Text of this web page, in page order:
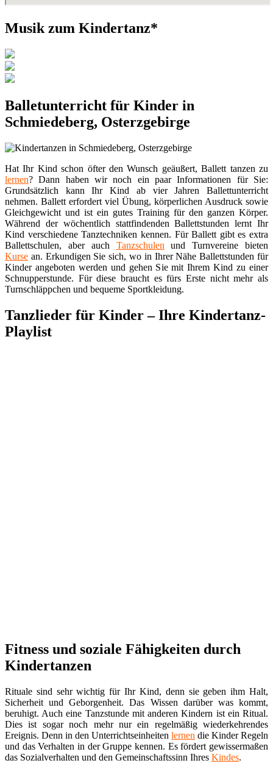
Musik zum Kindertanz*
Balletunterricht für Kinder in
Schmiedeberg, Osterzgebirge
Hat Ihr Kind schon öfter den Wunsch geäußert, Ballett tanzen zu
lernen? Dann haben wir noch ein paar Informationen für Sie:
Grundsätzlich kann Ihr Kind ab vier Jahren Ballettunterricht
nehmen. Ballett erfordert viel Übung, körperlichen Ausdruck sowie
Gleichgewicht und ist ein gutes Training für den ganzen Körper.
Während der wöchentlich stattfindenden Ballettstunden lernt Ihr
Kind verschiedene Tanztechniken kennen. Für Ballett gibt es extra
Ballettschulen, aber auch Tanzschulen und Turnvereine bieten
Kurse an. Erkundigen Sie sich, wo in Ihrer Nähe Ballettstunden für
Kinder angeboten werden und gehen Sie mit Ihrem Kind zu einer
Schnupperstunde. Für diese braucht es fürs Erste nicht mehr als
Turnschläppchen und bequeme Sportkleidung.
Tanzlieder für Kinder – Ihre Kindertanz-
Playlist
Fitness und soziale Fähigkeiten durch
Kindertanzen
Rituale sind sehr wichtig für Ihr Kind, denn sie geben ihm Halt,
Sicherheit und Geborgenheit. Das Wissen darüber was kommt,
beruhigt. Auch eine Tanzstunde mit anderen Kindern ist ein Ritual.
Dies ist sogar noch mehr nur ein regelmäßig wiederkehrendes
Ereignis. Denn in den Unterrichtseinheiten lernen die Kinder Regeln
und das Verhalten in der Gruppe kennen. Es fördert gewissermaßen
das Sozialverhalten und den Gemeinschaftssinn Ihres Kindes.